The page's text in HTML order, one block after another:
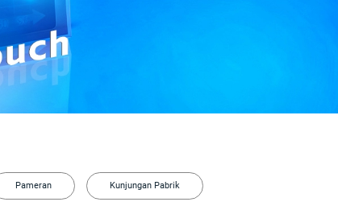
Pameran Kunjungan Pabrik